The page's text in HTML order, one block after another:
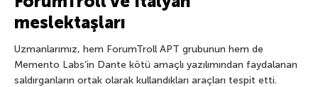
meslektaşları
Uzmanlarımız, hem ForumTroll APT grubunun hem de
Memento Labs’in Dante kötü amaçlı yazılımından faydalanan
saldırganların ortak olarak kullandıkları araçları tespit etti.